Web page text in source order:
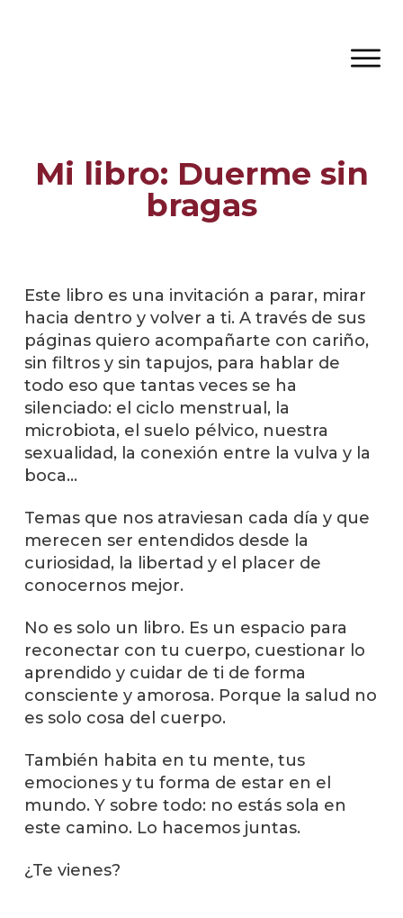
Mi libro: Duerme sin
bragas
Este libro es una invitación a parar, mirar
hacia dentro y volver a ti. A través de sus
páginas quiero acompañarte con cariño,
sin filtros y sin tapujos, para hablar de
todo eso que tantas veces se ha
silenciado: el ciclo menstrual, la
microbiota, el suelo pélvico, nuestra
sexualidad, la conexión entre la vulva y la
boca…
Temas que nos atraviesan cada día y que
merecen ser entendidos desde la
curiosidad, la libertad y el placer de
conocernos mejor.
No es solo un libro. Es un espacio para
reconectar con tu cuerpo, cuestionar lo
aprendido y cuidar de ti de forma
consciente y amorosa. Porque la salud no
es solo cosa del cuerpo.
También habita en tu mente, tus
emociones y tu forma de estar en el
mundo. Y sobre todo: no estás sola en
este camino. Lo hacemos juntas.
¿Te vienes?